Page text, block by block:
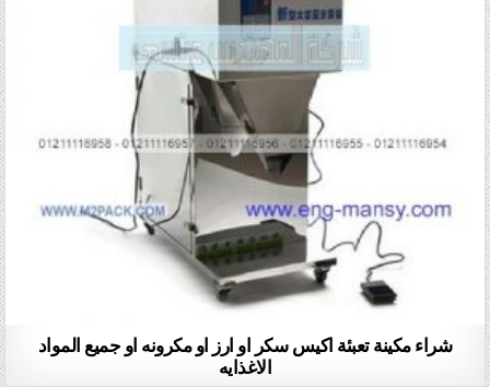
شراء مكينة تعبئة اكيس سكر او ارز او مكرونه او جميع المواد
الاغذايه